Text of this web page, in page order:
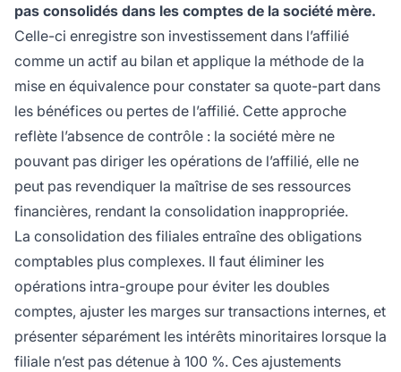
pas consolidés dans les comptes de la société mère.
Celle-ci enregistre son investissement dans l’affilié
comme un actif au bilan et applique la méthode de la
mise en équivalence pour constater sa quote-part dans
les bénéfices ou pertes de l’affilié. Cette approche
reflète l’absence de contrôle : la société mère ne
pouvant pas diriger les opérations de l’affilié, elle ne
peut pas revendiquer la maîtrise de ses ressources
financières, rendant la consolidation inappropriée.
La consolidation des filiales entraîne des obligations
comptables plus complexes. Il faut éliminer les
opérations intra-groupe pour éviter les doubles
comptes, ajuster les marges sur transactions internes, et
présenter séparément les intérêts minoritaires lorsque la
filiale n’est pas détenue à 100 %. Ces ajustements